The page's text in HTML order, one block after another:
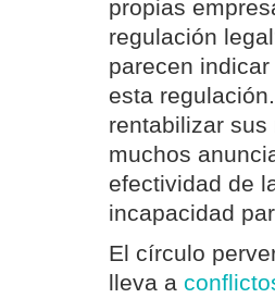
propias
regulación
parecen
esta
rentabilizar
muchos
efectividad de
incapacidad
El círculo
lleva a